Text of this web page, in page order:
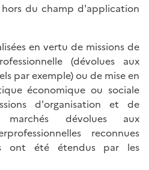
hors du champ d'application
en vertu de missions de
(dévolues aux
par exemple) ou de mise en
économique ou sociale
d'organisation et de
dévolues aux
reconnues
ont été étendus par les